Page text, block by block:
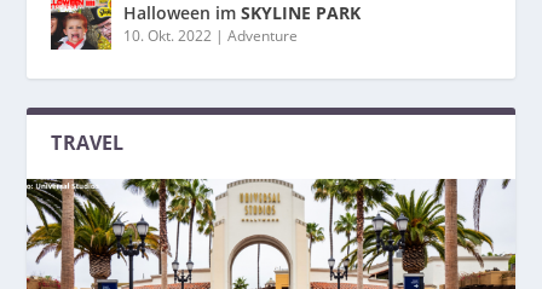
Halloween imSKYLINE PARK
10. Okt. 2022 |Adventure
TRAVEL